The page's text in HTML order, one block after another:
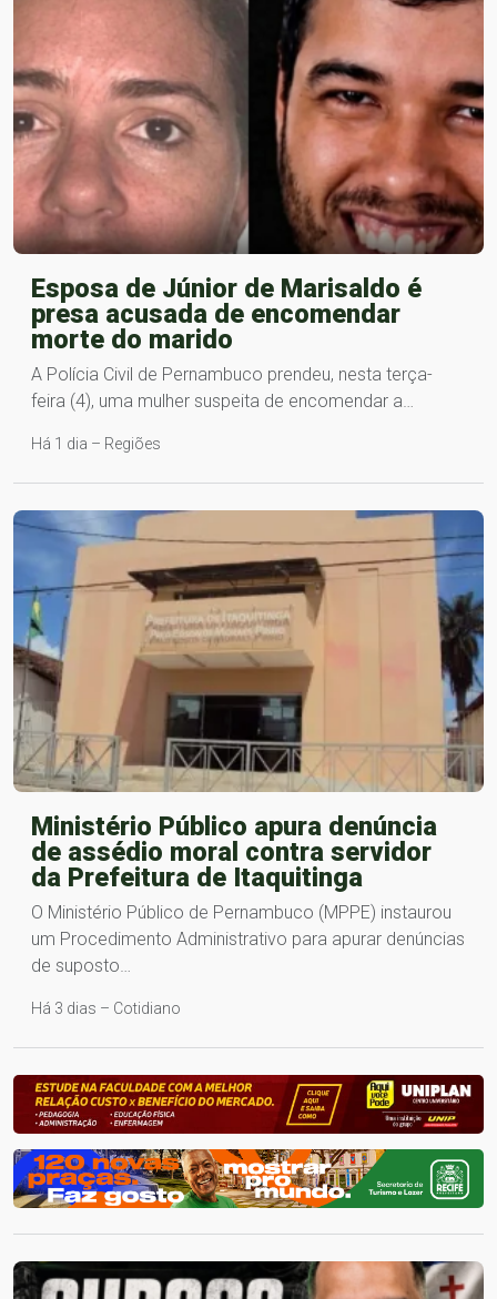
Esposa de Júnior de Marisaldo é
presa acusada de encomendar
morte do marido
A Polícia Civil de Pernambuco prendeu, nesta terça-
feira (4), uma mulher suspeita de encomendar a…
Há 1 dia – Regiões
Ministério Público apura denúncia
de assédio moral contra servidor
da Prefeitura de Itaquitinga
O Ministério Público de Pernambuco (MPPE) instaurou
um Procedimento Administrativo para apurar denúncias
de suposto…
Há 3 dias – Cotidiano